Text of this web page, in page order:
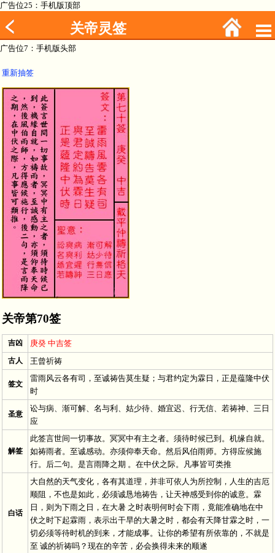
广告位25：手机版顶部
关帝灵签
广告位7：手机版头部
重新抽签
关帝第70签
吉凶 庚癸 中吉签
古人 王曾祈祷
签文
雷雨风云各有司，至诚祷告莫生疑；与君约定为霖日，正是蕴隆中伏
时
圣意
讼与病、渐可解、名与利、姑少待、婚宜迟、行无信、若祷神、三日
应
解签
此签言世间一切事故。冥冥中有主之者。须待时候已到。机缘自就。
如祷雨者。至诚感动。亦须仰奉天命。然后风伯雨师。方得应候施
行。后二句。是言雨降之期 。在中伏之际。凡事皆可类推
白话
大自然的天气变化，各有其道理，并非可依人为所控制，人生的吉厄
顺阻，不也是如此，必须诚恳地祷告，让天神感受到你的诚意。霖
日，则为下雨之日，在大暑 之时表明何时会下雨，竟能准确地在中
伏之时下起霖雨，表示出干旱的大暑之时，都会有天降甘霖之时，一
切必须等待时机的到来，才能成事。让你的希望有所依靠的，不就是
至 诚的祈祷吗？现在的辛苦，必会换得未来的顺遂